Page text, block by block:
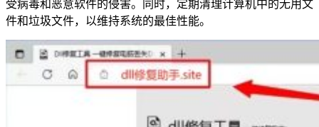
受病毒和恶意软件的侵害。同时，定期清理计算机中的无用文
件和垃圾文件，以维持系统的最佳性能。